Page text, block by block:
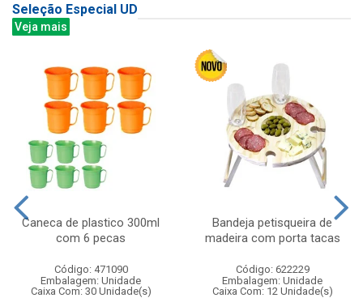
Seleção Especial UD
Veja mais
Caneca de plastico 300ml
com 6 pecas
Código: 471090
Embalagem: Unidade
Caixa Com: 30 Unidade(s)
Bandeja petisqueira de
madeira com porta tacas
Código: 622229
Embalagem: Unidade
Caixa Com: 12 Unidade(s)